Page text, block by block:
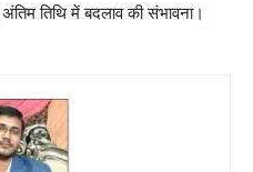
तिथि में बदलाव की संभावना।